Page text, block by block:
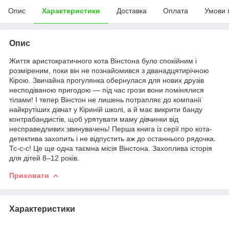
Опис Характеристики Доставка Оплата Умови
Опис
Життя аристократичного кота Вінстона було спокійним і
розміреним, поки він не познайомився з дванадцятирічною
Кірою. Звичайна прогулянка обернулася для нових друзів
несподіваною пригодою — під час грози вони помінялися
тілами! І тепер Вінстон не лишень потрапляє до компанії
найкрутіших дівчат у Кіриній школі, а й має викрити банду
контрабандистів, щоб урятувати маму дівчинки від
несправедливих звинувачень! Перша книга із серії про кота-
детектива захопить і не відпустить аж до останнього рядочка.
Тс-с-с! Це ще одна таємна місія Вінстона. Захоплива історія
для дітей 8–12 років.
Приховати
Характеристики